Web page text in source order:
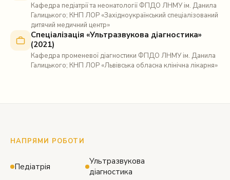
Кафедра педіатрії та неонатології ФПДО ЛНМУ ім. Данила
Галицького; КНП ЛОР «Західноукраїнський спеціалізований
дитячий медичний центр»
Спеціалізація «Ультразвукова діагностика»
(2021)
Кафедра променевої діагностики ФПДО ЛНМУ ім. Данила
Галицького; КНП ЛОР «Львівська обласна клінічна лікарня»
НАПРЯМИ РОБОТИ
Педіатрія
Ультразвукова
діагностика